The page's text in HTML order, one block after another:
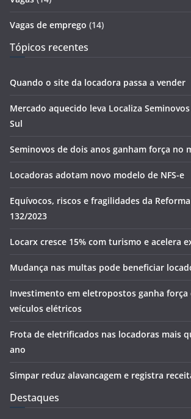
Vagas de emprego (14)
Tópicos recentes
Quando o site da locadora passa a vender
Mercado aquecido leva Localiza
Sul
Seminovos de dois anos ganham força no
Locadoras adotam novo modelo de NFS-e
Equívocos, riscos e fragilidades da
132/2023
Locarx cresce 15% com turismo e acelera
Mudança nas multas pode beneficiar
Investimento em eletropostos ganha força
veículos elétricos
Frota de eletrificados nas locadoras mais
ano
Simpar reduz alavancagem e registra
Destaques